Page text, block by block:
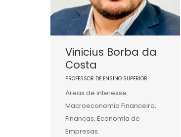
Vinicius Borba da
Costa
PROFESSOR DE ENSINO SUPERIOR
Áreas de interesse:
Macroeconomia Financeira,
Finanças, Economia de
Empresas.